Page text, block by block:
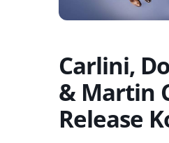
Carlini,
& Martin
Release